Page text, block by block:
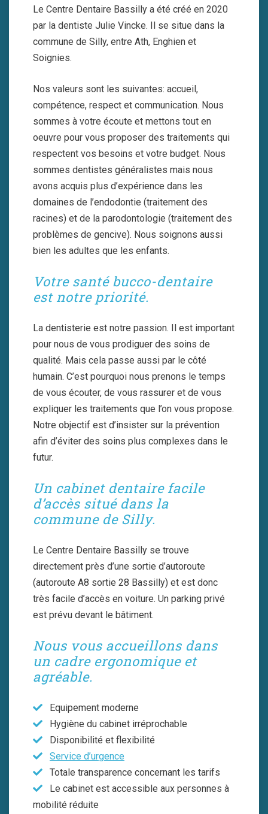
Le Centre Dentaire Bassilly a été créé en 2020
par la dentiste Julie Vincke. Il se situe dans la
commune de Silly, entre Ath, Enghien et
Soignies.
Nos valeurs sont les suivantes: accueil,
compétence, respect et communication. Nous
sommes à votre écoute et mettons tout en
oeuvre pour vous proposer des traitements qui
respectent vos besoins et votre budget. Nous
sommes dentistes généralistes mais nous
avons acquis plus d’expérience dans les
domaines de l’endodontie (traitement des
racines) et de la parodontologie (traitement des
problèmes de gencive). Nous soignons aussi
bien les adultes que les enfants.
Votre santé bucco-dentaire
est notre priorité.
La dentisterie est notre passion. Il est important
pour nous de vous prodiguer des soins de
qualité. Mais cela passe aussi par le côté
humain. C’est pourquoi nous prenons le temps
de vous écouter, de vous rassurer et de vous
expliquer les traitements que l’on vous propose.
Notre objectif est d’insister sur la prévention
afin d’éviter des soins plus complexes dans le
futur.
Un cabinet dentaire facile
d’accès situé dans la
commune de Silly.
Le Centre Dentaire Bassilly se trouve
directement près d’une sortie d’autoroute
(autoroute A8 sortie 28 Bassilly) et est donc
très facile d’accès en voiture. Un parking privé
est prévu devant le bâtiment.
Nous vous accueillons dans
un cadre ergonomique et
agréable.
Equipement moderne
Hygiène du cabinet irréprochable
Disponibilité et flexibilité
Service d’urgence
Totale transparence concernant les tarifs
Le cabinet est accessible aux personnes à
mobilité réduite